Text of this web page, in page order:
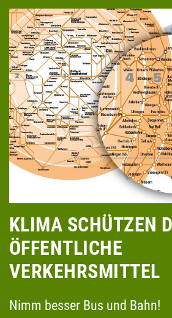
KLIMA SCHÜTZEN
ÖFFENTLICHE
VERKEHRSMITTEL
Nimm besser Bus und Bahn!